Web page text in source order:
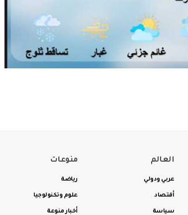
العالم
عربي ودولي
أقتصاد
سياسة
منوعات
رياضة
علوم وتكنولوجيا
أخبار منوعة